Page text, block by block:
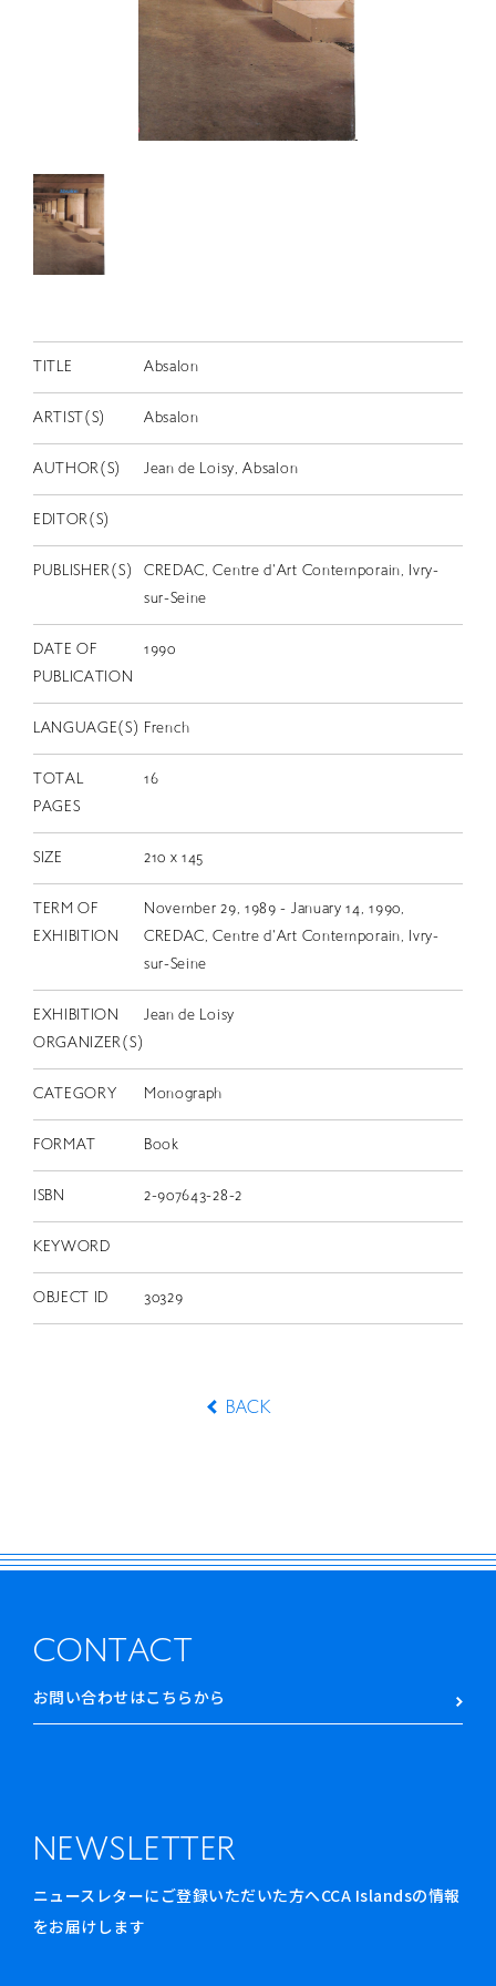
動画
スカラシップ受賞者
TITLE Absalon
ARTIST(S) Absalon
AUTHOR(S) Jean de Loisy, Absalon
EDITOR(S)
PUBLISHER(S)
CREDAC, Centre d'Art Contemporain, Ivry-
sur-Seine
DATE OF
PUBLICATION
1990
LANGUAGE(S) French
TOTAL
PAGES
16
SIZE 210 x 145
TERM OF
EXHIBITION
November 29, 1989 - January 14, 1990,
CREDAC, Centre d'Art Contemporain, Ivry-
sur-Seine
EXHIBITION
ORGANIZER(S)
Jean de Loisy
CATEGORY Monograph
FORMAT Book
ISBN 2-907643-28-2
KEYWORD
OBJECT ID 30329
BACK
CONTACT
お問い合わせはこちらから
NEWSLETTER
ニュースレターにご登録いただいた方へCCA Islandsの情報
をお届けします